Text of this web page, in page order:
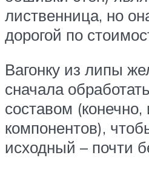
лиственница, но
дорогой по
Вагонку из липы
сначала
составом
компонентов),
исходный – почти